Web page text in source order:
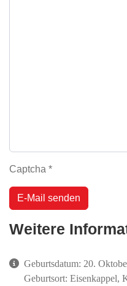
Captcha *
E-Mail senden
Weitere
Weitere Informationen
Geburtsdatum: 20.
Geburtsort: Eisenkappel,